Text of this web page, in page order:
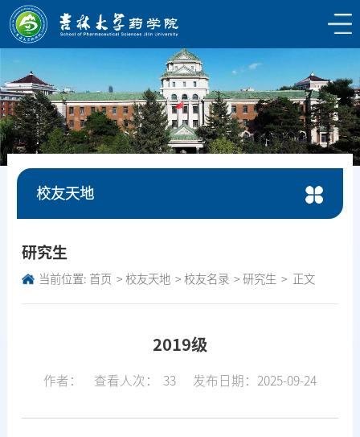
校友天地
研究生
当前位置: 首页 校友天地 校友名录 研究生 正文
2019级
作者： 查看人次： 33 发布日期：2025-09-24